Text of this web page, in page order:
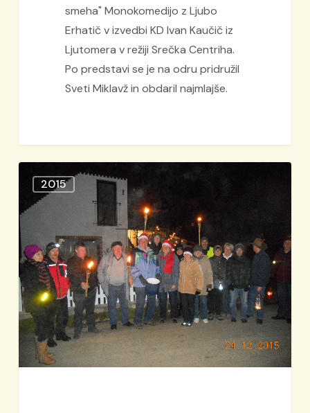
smeha" Monokomedijo z Ljubo
Erhatič v izvedbi KD Ivan Kaučič iz
Ljutomera v režiji Srečka Centriha.
Po predstavi se je na odru pridružil
Sveti Miklavž in obdaril najmlajše.
pohod
z
bakljami
na
polnočnico
v
Gornjo
Radgono
2015